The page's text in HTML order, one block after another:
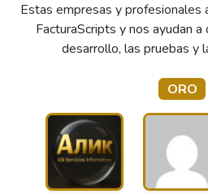
Estas empresas y profesionales
FacturaScripts y nos ayudan
desarrollo, las pruebas y
ORO